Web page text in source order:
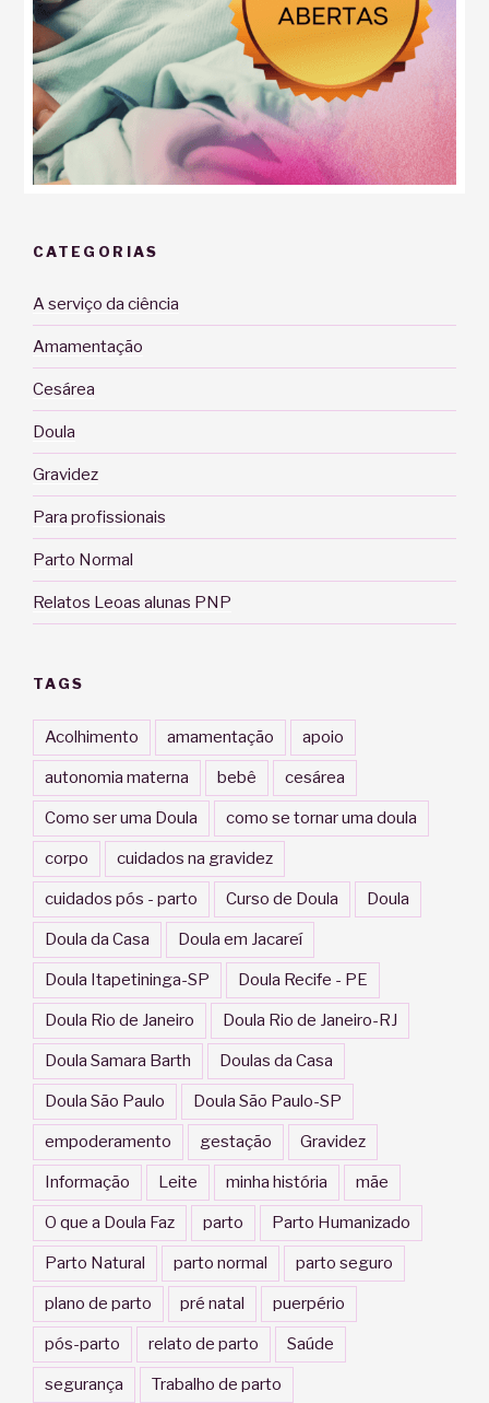
CATEGORIAS
A serviço da ciência
Amamentação
Cesárea
Doula
Gravidez
Para profissionais
Parto Normal
Relatos Leoas alunas PNP
TAGS
Acolhimento amamentação apoio
autonomia materna bebê cesárea
Como ser uma Doula como se tornar uma doula
corpo cuidados na gravidez
cuidados pós - parto Curso de Doula Doula
Doula da Casa Doula em Jacareí
Doula Itapetininga-SP Doula Recife - PE
Doula Rio de Janeiro Doula Rio de Janeiro-RJ
Doula Samara Barth Doulas da Casa
Doula São Paulo Doula São Paulo-SP
empoderamento gestação Gravidez
Informação Leite minha história mãe
O que a Doula Faz parto Parto Humanizado
Parto Natural parto normal parto seguro
plano de parto pré natal puerpério
pós-parto relato de parto Saúde
segurança Trabalho de parto